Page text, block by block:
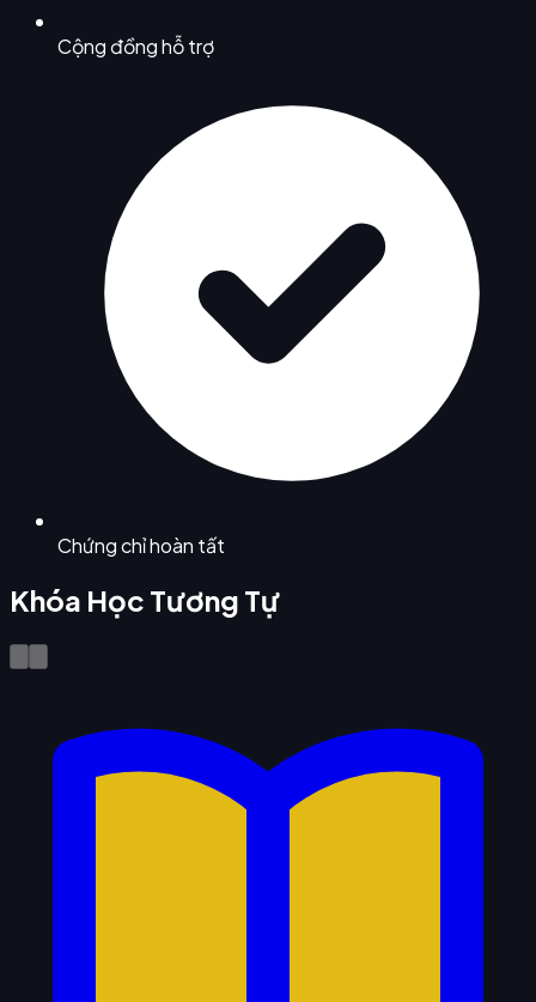
Cộng đồng hỗ trợ
Chứng chỉ hoàn tất
Khóa Học Tương Tự